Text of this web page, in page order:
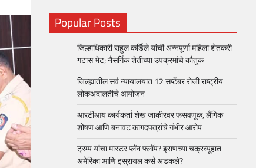
Popular Posts
जिल्हाधिकारी राहुल कर्डिले यांची अन्नपूर्णा महिला शेतकरी
गटास भेट; नैसर्गिक शेतीच्या उपक्रमांचे कौतुक
जिल्ह्यातील सर्व न्यायालयात 12 सप्टेंबर रोजी राष्ट्रीय
लोकअदालतीचे आयोजन
आरटीआय कार्यकर्ता शेख जाकीरवर फसवणूक, लैंगिक
शोषण आणि बनावट कागदपत्रांचे गंभीर आरोप
ट्रम्प यांचा मास्टर प्लॅन फ्लॉप? इराणच्या चक्रव्यूहात
अमेरिका आणि इस्रायल कसे अडकले?